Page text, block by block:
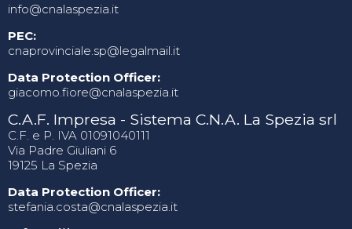
info@cnalaspezia.it
PEC:
cnaprovinciale.sp@legalmail.it
Data Protection Officer:
giacomo.fiore@cnalaspezia.it
C.A.F. Impresa - Sistema C.N.A. La Spezia srl
C.F. e P. IVA 01091040111
Via Padre Giuliani 6
19125 La Spezia
Data Protection Officer:
stefania.costa@cnalaspezia.it